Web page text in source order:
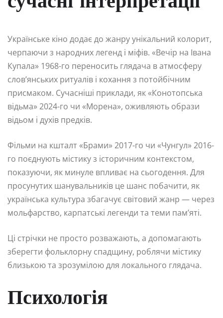
Українське кіно додає до жанру унікальний колорит,
черпаючи з народних легенд і міфів. «Вечір на Івана
Купала» 1968-го переносить глядача в атмосферу
слов’янських ритуалів і кохання з потойбічним
присмаком. Сучасніші приклади, як «Конотопська
відьма» 2024-го чи «Морена», оживляють образи
відьом і духів предків.
Фільми на кшталт «Брами» 2017-го чи «Чунгул» 2016-
го поєднують містику з історичним контекстом,
показуючи, як минуле впливає на сьогодення. Для
просунутих шанувальників це шанс побачити, як
українська культура збагачує світовий жанр — через
мольфарство, карпатські легенди та теми пам’яті.
Ці стрічки не просто розважають, а допомагають
зберегти фольклорну спадщину, роблячи містику
близькою та зрозумілою для локального глядача.
Психологія